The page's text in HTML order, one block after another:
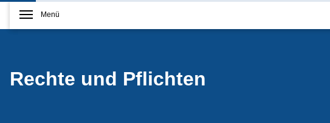
Menü
Rechte und Pflichten